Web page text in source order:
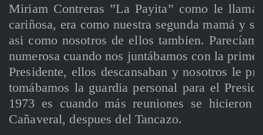
Miriam Contreras ”La Payita” como le
cariñosa, era como nuestra segunda mamá y
asi como nosotros de ellos tambien.
numerosa cuando nos juntábamos con la
Presidente, ellos descansaban y nosotros le
tomábamos la guardia personal para el
1973 es cuando más reuniones se
Cañaveral, despues del Tancazo.